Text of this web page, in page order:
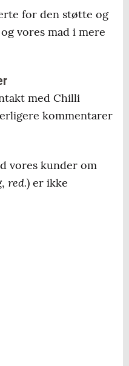
for den støtte og
vores mad i mere
med Chilli
kommentarer
vores kunder om
red.) er ikke